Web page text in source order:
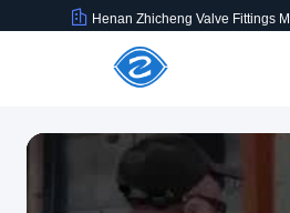
Henan Zhicheng Valve Fittings